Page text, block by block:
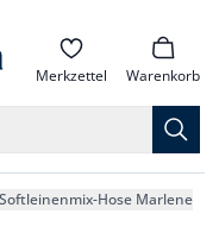
Merkzettel Warenkorb
Softleinenmix-Hose Marlene